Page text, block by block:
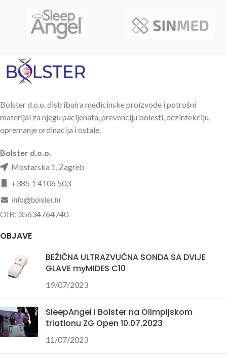
upozorenja samo putem ovog
Bolster d.o.o. distribuira medicinske proizvode i potrošni
materijal za njegu pacijenata, prevenciju bolesti, dezinfekciju,
opremanje ordinacija i ostale.
Bolster d.o.o.
Mostarska 1, Zagreb
+385 1 4106 503
OIB: 35634764740
OBJAVE
BEŽIČNA ULTRAZVUČNA SONDA SA DVIJE
GLAVE myMIDES C10
19/07/2023
SleepAngel i Bolster na Olimpijskom
triatlonu ZG Open 10.07.2023
11/07/2023